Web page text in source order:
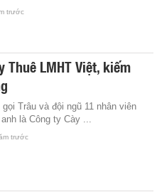
trước
LMHT Việt, kiếm
gọi Trâu và đội ngũ 11 nhân viên
là Công ty Cày ...
trước